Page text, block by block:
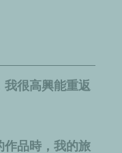
我很高興能重返
作品時，我的旅